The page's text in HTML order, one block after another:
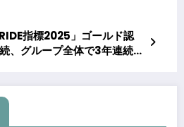
指標2025」ゴールド認
グループ全体で3年連続認